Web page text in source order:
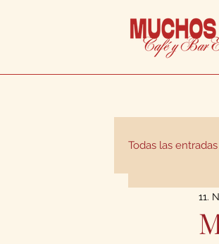
Todas las entradas
11.